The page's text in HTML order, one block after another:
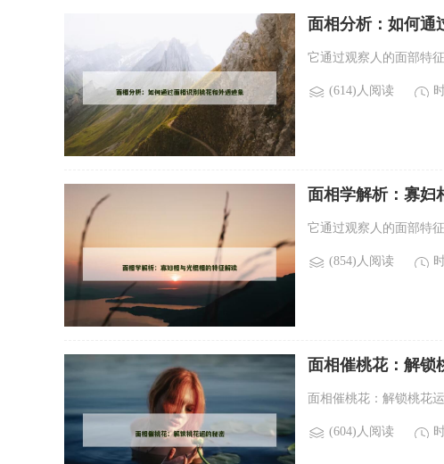
面相分析：如何通
它通过观察人的面部特
(614)人阅读
面相学解析：寡妇
它通过观察人的面部特
(854)人阅读
面相催桃花：解锁
面相催桃花：解锁桃花
(604)人阅读